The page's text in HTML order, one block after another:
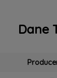
Dane